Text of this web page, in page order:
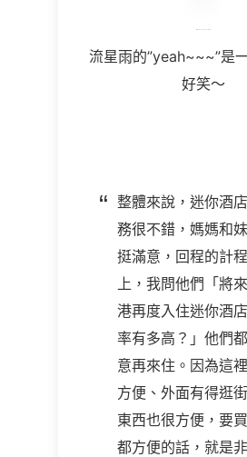
流星雨的”yeah~~~”是
好笑～
整體來說，迷你酒
務很不錯，媽媽和
挺滿意，回程的計
上，我問他們「將
港再度入住迷你酒
率有多高？」他們
意再來住。因為這
方便、外面有得逛
東西也很方便，要
都方便的話，就是